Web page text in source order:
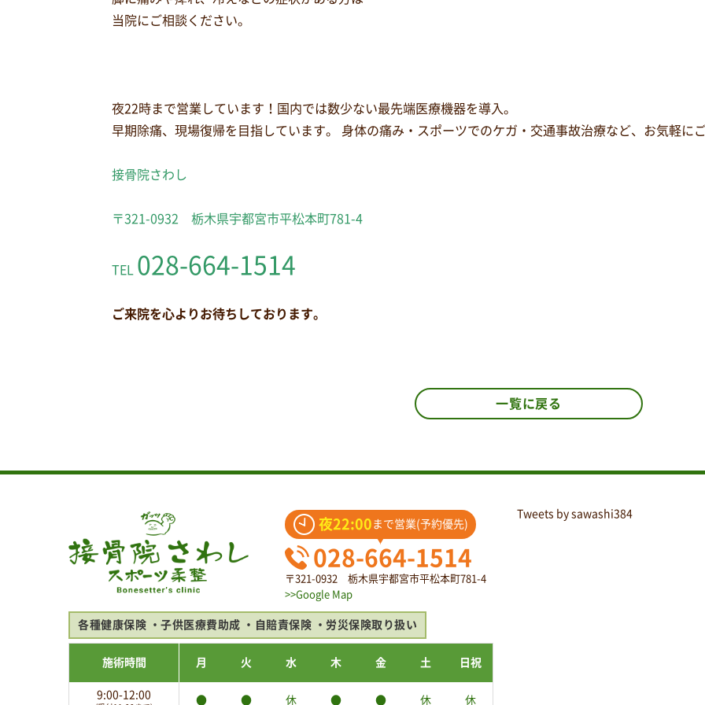
当院にご相談ください。
夜22時まで営業しています！国内では数少ない最先端医療機器を導入。
早期除痛、現場復帰を目指しています。 身体の痛み・スポーツでのケガ・交通事故治療など、お気軽に
接骨院さわし
〒321-0932 栃木県宇都宮市平松本町781-4
TEL 028-664-1514
ご来院を心よりお待ちしております。
一覧に戻る
夜22:00 まで営業(予約優先)
028-664-1514
〒321-0932 栃木県宇都宮市平松本町781-4
>>Google Map
各種健康保険 子供医療費助成 自賠責保険 労災保険取り扱い
施術時間 月 火 水 木 金 土 日祝
9:00-12:00 ● ● 休 ● ● 休 休
Tweets by sawashi384